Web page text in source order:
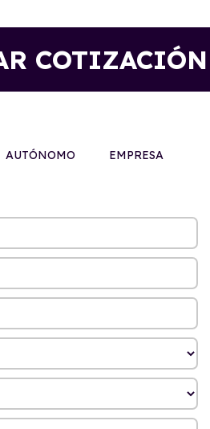
COTIZACIÓN
AUTÓNOMO EMPRESA